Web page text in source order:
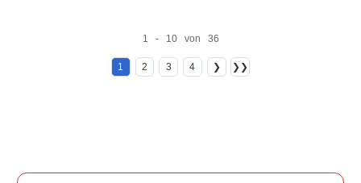
1 - 10 von 36
1 2 3 4 ❯ ❯❯